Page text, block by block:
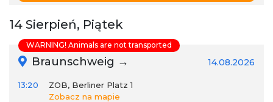
14 Sierpień, Piątek
Braunschweig → 14.08.2026
13:20
ZOB, Berliner Platz 1
Zobacz na mapie
WARNING! Animals are not transported